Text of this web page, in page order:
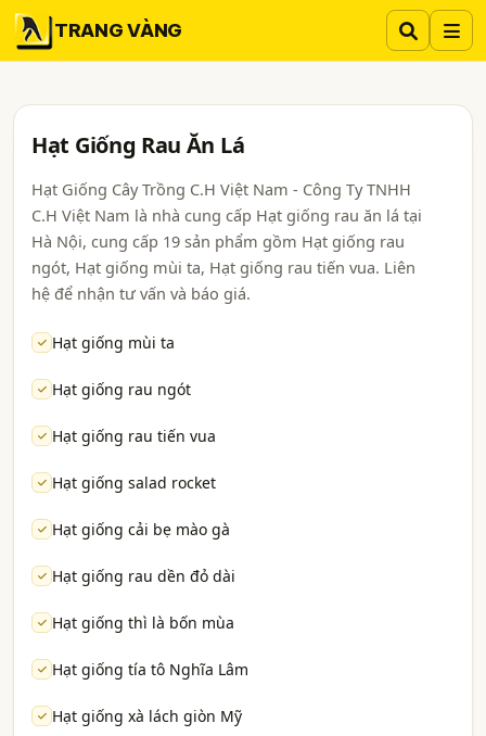
TRANG VÀNG
Hạt Giống Rau Ăn Lá
Hạt Giống Cây Trồng C.H Việt Nam - Công Ty TNHH
C.H Việt Nam là nhà cung cấp Hạt giống rau ăn lá tại
Hà Nội, cung cấp 19 sản phẩm gồm Hạt giống rau
ngót, Hạt giống mùi ta, Hạt giống rau tiến vua. Liên
hệ để nhận tư vấn và báo giá.
Hạt giống mùi ta
Hạt giống rau ngót
Hạt giống rau tiến vua
Hạt giống salad rocket
Hạt giống cải bẹ mào gà
Hạt giống rau dền đỏ dài
Hạt giống thì là bốn mùa
Hạt giống tía tô Nghĩa Lâm
Hạt giống xà lách giòn Mỹ